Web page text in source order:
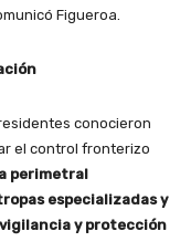
Figueroa.
conocieron
el control fronterizo
perimetral
especializadas y
y protección